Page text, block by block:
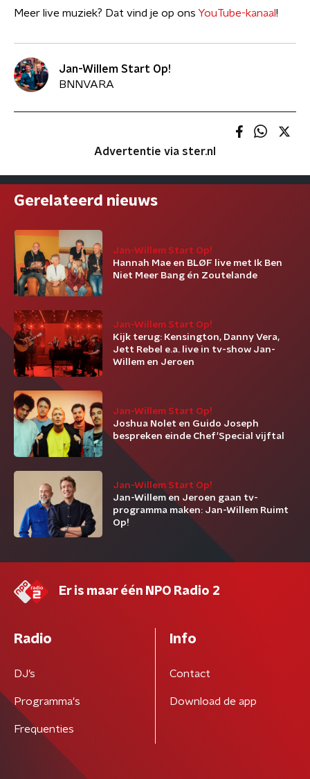
Meer live muziek? Dat vind je op ons YouTube-kanaal!
Jan-Willem Start Op!
BNNVARA
Advertentie via ster.nl
Gerelateerd nieuws
Jan-Willem Start Op!
Hannah Mae en BLØF live met Ik Ben
Niet Meer Bang én Zoutelande
Jan-Willem Start Op!
Kijk terug: Kensington, Danny Vera,
Jett Rebel e.a. live in tv-show Jan-
Willem en Jeroen
Jan-Willem Start Op!
Joshua Nolet en Guido Joseph
bespreken einde Chef'Special vijftal
Jan-Willem Start Op!
Jan-Willem en Jeroen gaan tv-
programma maken: Jan-Willem Ruimt
Op!
Er is maar één NPO Radio 2
Radio
DJ’s
Programma's
Frequenties
Info
Contact
Download de app